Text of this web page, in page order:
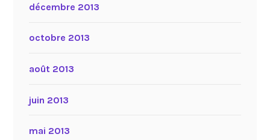
décembre 2013
octobre 2013
août 2013
juin 2013
mai 2013